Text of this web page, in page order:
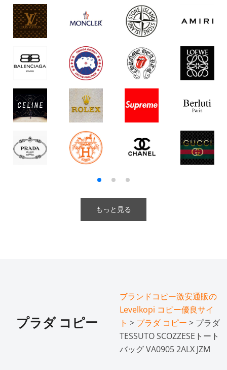
もっと見る
プラダ コピー
ブランドコピー激安通販の
Levelkopi コピー優良サイ
ト > プラダ コピー > プラダ
TESSUTO SCOZZESEトート
バッグ VA0905 2ALX JZM